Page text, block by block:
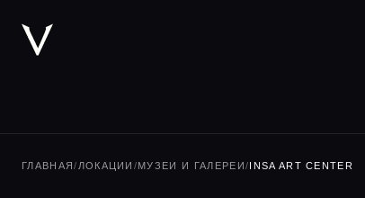
ГЛАВНАЯ/ ЛОКАЦИИ /МУЗЕИ И ГАЛЕРЕИ/INSA ART CENTER